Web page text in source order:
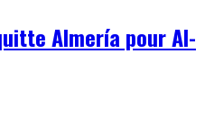
Almería pour Al-